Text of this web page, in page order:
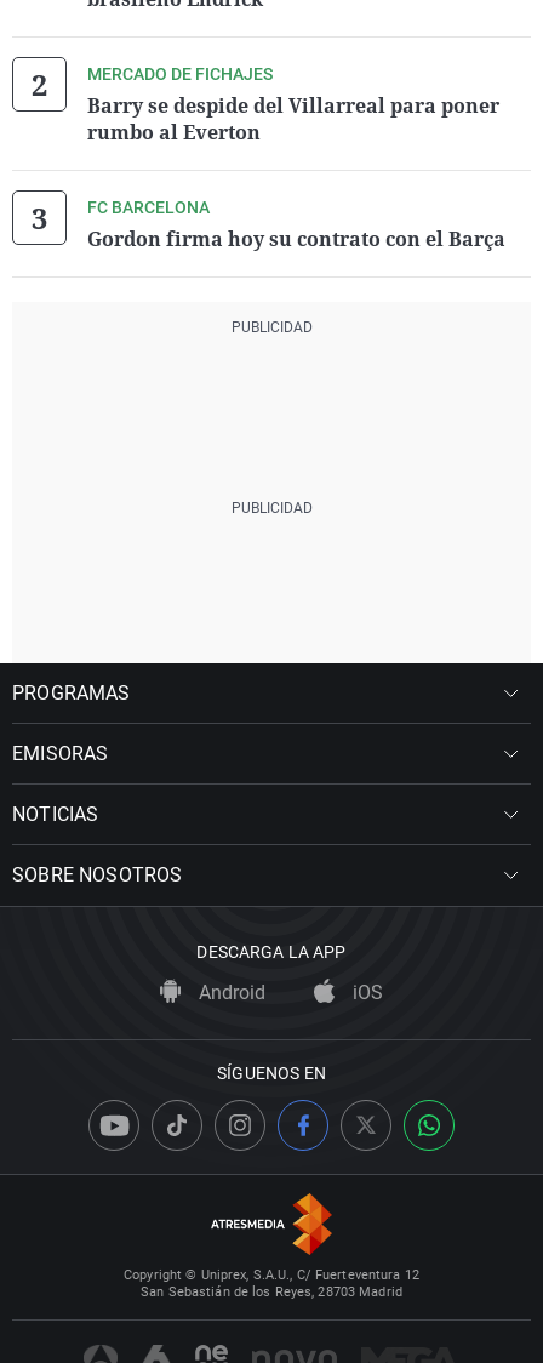
MERCADO DE FICHAJES
Barry se despide del Villarreal para poner
rumbo al Everton
FC BARCELONA
Gordon firma hoy su contrato con el Barça
PROGRAMAS
EMISORAS
NOTICIAS
SOBRE NOSOTROS
DESCARGA LA APP
Android iOS
SÍGUENOS EN
Copyright © Uniprex, S.A.U., C/ Fuerteventura 12
San Sebastián de los Reyes, 28703 Madrid